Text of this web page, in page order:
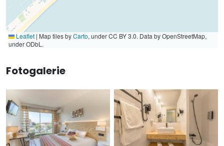
Leaflet | Map tiles byCarto, under CC BY 3.0. Data by OpenStreetMap,
under ODbL.
Fotogalerie